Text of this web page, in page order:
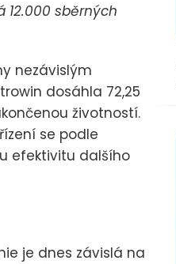
sběrných
nezávislým
dosáhla 72,25
životností.
se podle
efektivitu dalšího
je dnes závislá na